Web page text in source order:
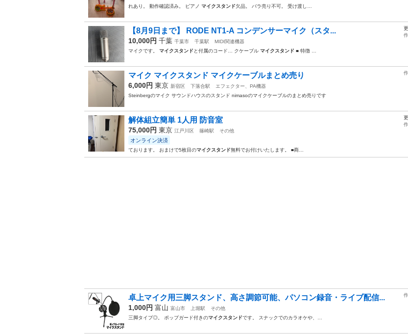
れあり。 動作確認済み。 ピアノ マイクスタンド欠品。 バラ売り不可。 受け渡し…
【8月9日まで】 RODE NT1-A コンデンサーマイク（スタ...
10,000円 千葉 千葉市 千葉駅
MIDI関連機器
マイクです。 マイクスタンド と付属のコード… クケーブル マイクスタンド ■ 特徴 …
マイク マイクスタンド マイクケーブルまとめ売り
6,000円 東京 新宿区 下落合駅
エフェクター、PA機器
Steinbergのマイク サウンドハウスのスタンド nimasoのマイクケーブルのまとめ売りです
解体組立簡単 1人用 防音室
75,000円 東京 江戸川区 篠崎駅 その他
オンライン決済
ております。 おまけで5枚目のマイクスタンド無料でお付けいたします。 ■商…
卓上マイク用三脚スタンド、高さ調節可能、パソコン録音・ライブ配信...
1,000円 富山 富山市 上堀駅
その他
三脚タイプ◎。 ポップガード付きのマイクスタンドです。 スナックでのカラオケや、…